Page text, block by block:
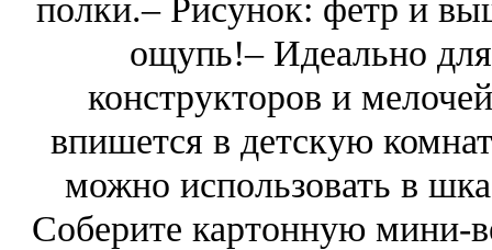
полки.– Рисунок: фетр и
ощупь!– Идеально
конструкторов и
впишется в детскую
можно использовать в
Соберите картонную мини-